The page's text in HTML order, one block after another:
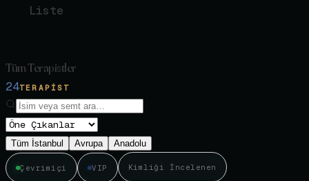
Liste
Tüm Terapistler
24TERAPIST
Tüm İstanbul Avrupa Anadolu
Çevrimiçi VIP Kimliği İncelenen